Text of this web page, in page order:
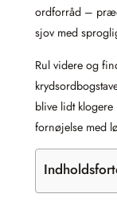
ordforråd –
sjov med
Rul videre og
blive lidt
fornøjelse med